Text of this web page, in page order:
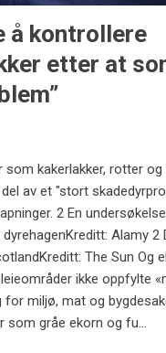
å kontrollere
etter at
kakerlakker, rotter
av et "stort
2 En
Alamy 2
The Sun Og
ikke oppfylte
miljø, mat og
som gråe ekorn og fu...